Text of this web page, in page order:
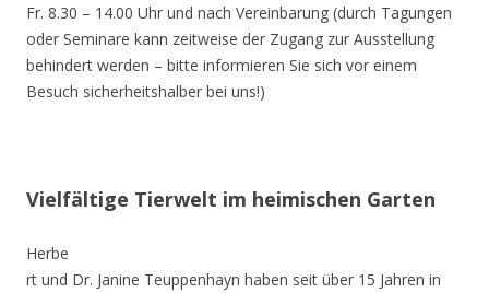
Fr. 8.30 – 14.00 Uhr und nach Vereinbarung (durch Tagungen
oder Seminare kann zeitweise der Zugang zur Ausstellung
behindert werden – bitte informieren Sie sich vor einem
Besuch sicherheitshalber bei uns!)
Vielfältige Tierwelt im heimischen Garten
Herbe
rt und Dr. Janine Teuppenhayn haben seit über 15 Jahren in